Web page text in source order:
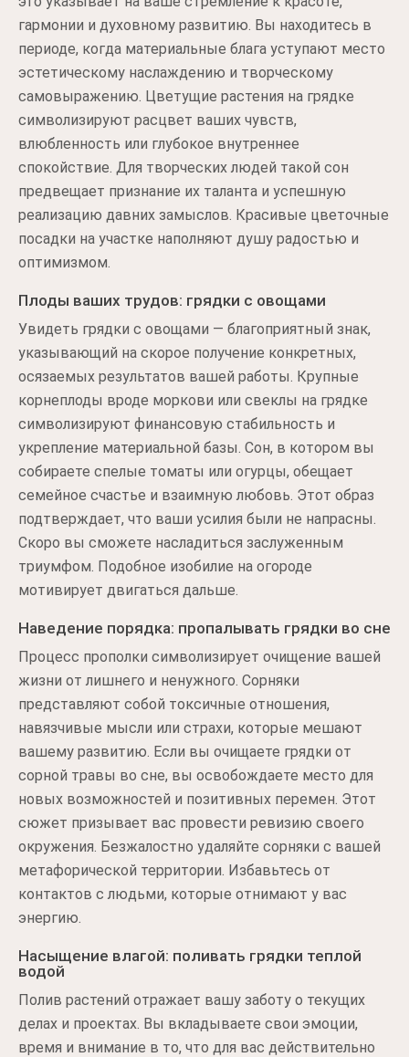
гармонии и духовному развитию. Вы находитесь в
периоде, когда материальные блага уступают место
эстетическому наслаждению и творческому
самовыражению. Цветущие растения на грядке
символизируют расцвет ваших чувств,
влюбленность или глубокое внутреннее
спокойствие. Для творческих людей такой сон
предвещает признание их таланта и успешную
реализацию давних замыслов. Красивые цветочные
посадки на участке наполняют душу радостью и
оптимизмом.
Плоды ваших трудов: грядки с овощами
Увидеть грядки с овощами — благоприятный знак,
указывающий на скорое получение конкретных,
осязаемых результатов вашей работы. Крупные
корнеплоды вроде моркови или свеклы на грядке
символизируют финансовую стабильность и
укрепление материальной базы. Сон, в котором вы
собираете спелые томаты или огурцы, обещает
семейное счастье и взаимную любовь. Этот образ
подтверждает, что ваши усилия были не напрасны.
Скоро вы сможете насладиться заслуженным
триумфом. Подобное изобилие на огороде
мотивирует двигаться дальше.
Наведение порядка: пропалывать грядки во сне
Процесс прополки символизирует очищение вашей
жизни от лишнего и ненужного. Сорняки
представляют собой токсичные отношения,
навязчивые мысли или страхи, которые мешают
вашему развитию. Если вы очищаете грядки от
сорной травы во сне, вы освобождаете место для
новых возможностей и позитивных перемен. Этот
сюжет призывает вас провести ревизию своего
окружения. Безжалостно удаляйте сорняки с вашей
метафорической территории. Избавьтесь от
контактов с людьми, которые отнимают у вас
энергию.
Насыщение влагой: поливать грядки теплой
водой
Полив растений отражает вашу заботу о текущих
делах и проектах. Вы вкладываете свои эмоции,
время и внимание в то, что для вас действительно